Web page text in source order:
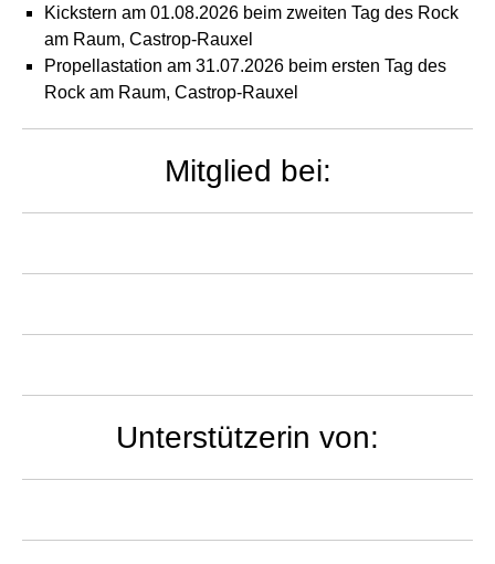
Kickstern am 01.08.2026 beim zweiten Tag des Rock
am Raum, Castrop-Rauxel
Propellastation am 31.07.2026 beim ersten Tag des
Rock am Raum, Castrop-Rauxel
Mitglied bei:
Unterstützerin von: